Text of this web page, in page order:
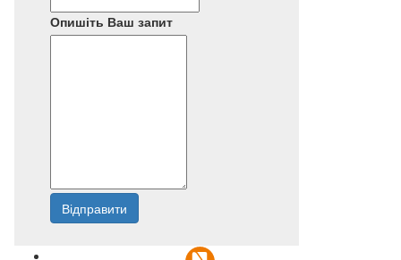
Опишіть Ваш запит
Відправити